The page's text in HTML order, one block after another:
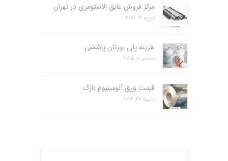
مرکز فروش عایق الاستومری در تهران
فوریه 17, 2026
هزینه پلی یورتان پاششی
دسامبر 7, 2025
قیمت ورق آلومینیوم نازک
ژانویه 27, 2024